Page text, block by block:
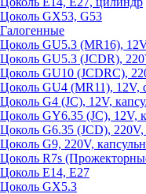
Цоколь GX53, G53
Галогенные
Цоколь GU5.3 (MR16),
Цоколь GU5.3 (JCDR),
Цоколь GU10 (JCDRC),
Цоколь GU4 (MR11), 12V,
Цоколь G4 (JC), 12V,
Цоколь GY6.35 (JC), 12V,
Цоколь G6.35 (JCD),
Цоколь G9, 220V,
Цоколь R7s
Цоколь E14, E27
Цоколь GX5.3